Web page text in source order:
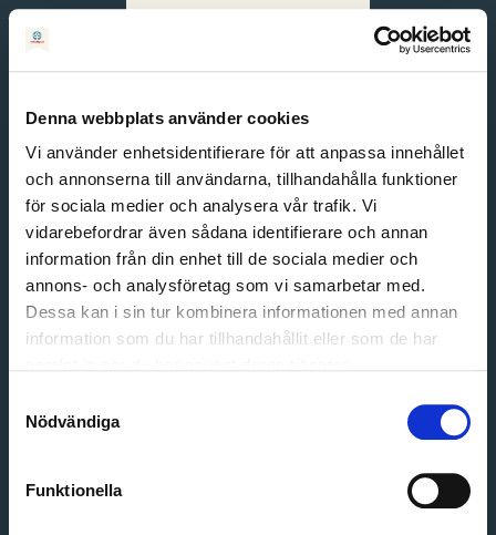
Denna webbplats använder cookies
Vi använder enhetsidentifierare för att anpassa innehållet
och annonserna till användarna, tillhandahålla funktioner
för sociala medier och analysera vår trafik. Vi
vidarebefordrar även sådana identifierare och annan
information från din enhet till de sociala medier och
annons- och analysföretag som vi samarbetar med.
Dessa kan i sin tur kombinera informationen med annan
information som du har tillhandahållit eller som de har
Nödvändiga
Funktionella
English
Svenska
Email address